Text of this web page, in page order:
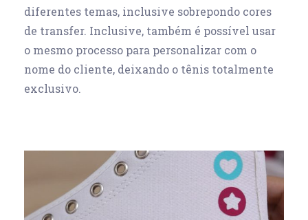
diferentes temas, inclusive sobrepondo cores
de transfer. Inclusive, também é possível usar
o mesmo processo para personalizar com o
nome do cliente, deixando o tênis totalmente
exclusivo.